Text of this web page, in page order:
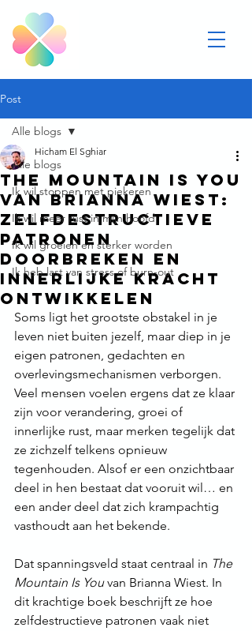
Post
Alle blogs
Ik wil stoppen met piekeren
Ik wil meer rust in mijn hoofd
Ik wil groeien en sterker worden
Ik heb last van stress of burn-out
Alle blogs
The Mountain Is You
van Brianna Wiest:
Zelfdestructieve
patronen
doorbreken en
innerlijke kracht
ontwikkelen
Hicham El Sghiar
Soms ligt het grootste obstakel in je
leven niet buiten jezelf, maar diep in je
eigen patronen, gedachten en
overlevingsmechanismen verborgen.
Veel mensen voelen ergens dat ze klaar
zijn voor verandering, groei of
innerlijke rust, maar merken tegelijk dat
ze zichzelf telkens opnieuw
tegenhouden. Alsof er een onzichtbaar
deel in hen bestaat dat vooruit wil… en
een ander deel dat zich krampachtig
vasthoudt aan het bekende.
Dat spanningsveld staat centraal in The
Mountain Is You van Brianna Wiest. In
dit krachtige boek beschrijft ze hoe
zelfdestructieve patronen vaak niet